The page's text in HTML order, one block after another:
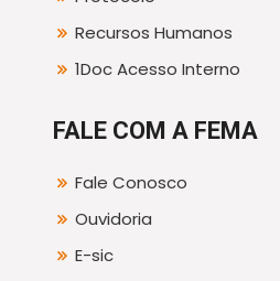
Recursos Humanos
1Doc Acesso Interno
FALE COM A FEMA
Fale Conosco
Ouvidoria
E-sic